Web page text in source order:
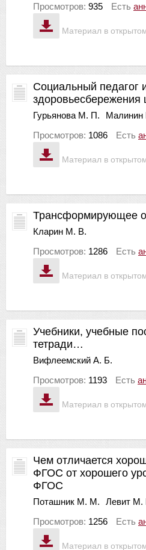
Материал в
Просмотров: 935 Есть
Материал в
Социальный педагог
здоровьесбережения
Гурьянова М. П.
Просмотров: 1086 Есть
Материал в
Трансформирующее
Кларин М. В.
Просмотров: 1286 Есть
Материал в
Учебники, учебные
тетради…
Вифлеемский А. Б.
Просмотров: 1193 Есть
Материал в
Чем отличается
ФГОС от хорошего
ФГОС
Поташник М. М.
Левит М.
Просмотров: 1256 Есть